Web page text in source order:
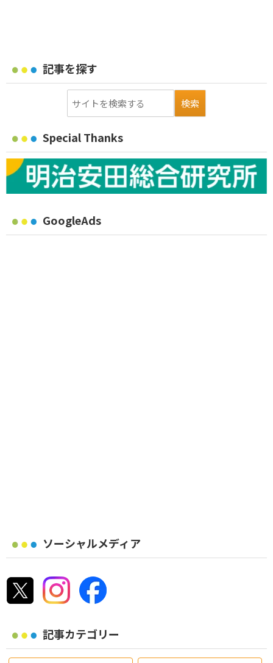
記事を探す
Special Thanks
GoogleAds
ソーシャルメディア
記事カテゴリー